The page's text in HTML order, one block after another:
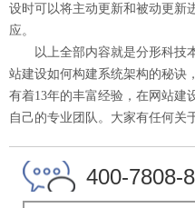
设时可以将主动更新和被动更新
应。
以上全部内容就是分形科技本
站建设如何构建系统架构的秘诀
有着13年的丰富经验，在网站建
自己的专业团队。大家有任何关
400-7808-